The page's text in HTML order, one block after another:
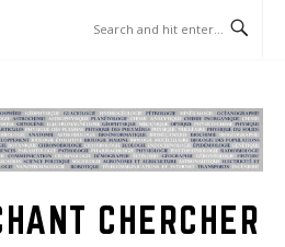
CHERCHER